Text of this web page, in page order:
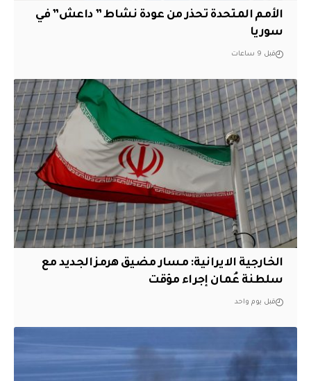
الأمم المتحدة تحذر من عودة نشاط ” داعش” في
سوريا
قبل 9 ساعات
الخارجية الايرانية: مسار مضيق هرمز الجديد مع
سلطنة عُمان إجراء مؤقت
قبل يوم واحد